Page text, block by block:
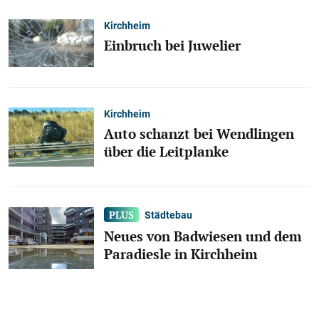
Kirchheim
Einbruch bei Juwelier
Kirchheim
Auto schanzt bei Wendlingen
über die Leitplanke
Städtebau
Neues von Badwiesen und dem
Paradiesle in Kirchheim